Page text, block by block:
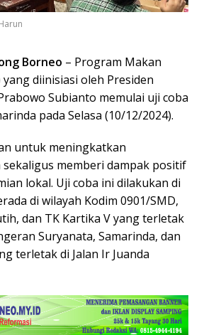
Borneo – Program Makan
diinisiasi oleh Presiden
Subianto memulai uji coba
pada Selasa (10/12/2024).
untuk meningkatkan
sekaligus memberi dampak positif
lokal. Uji coba ini dilakukan di
di wilayah Kodim 0901/SMD,
dan TK Kartika V yang terletak
Suryanata, Samarinda, dan
terletak di Jalan Ir Juanda